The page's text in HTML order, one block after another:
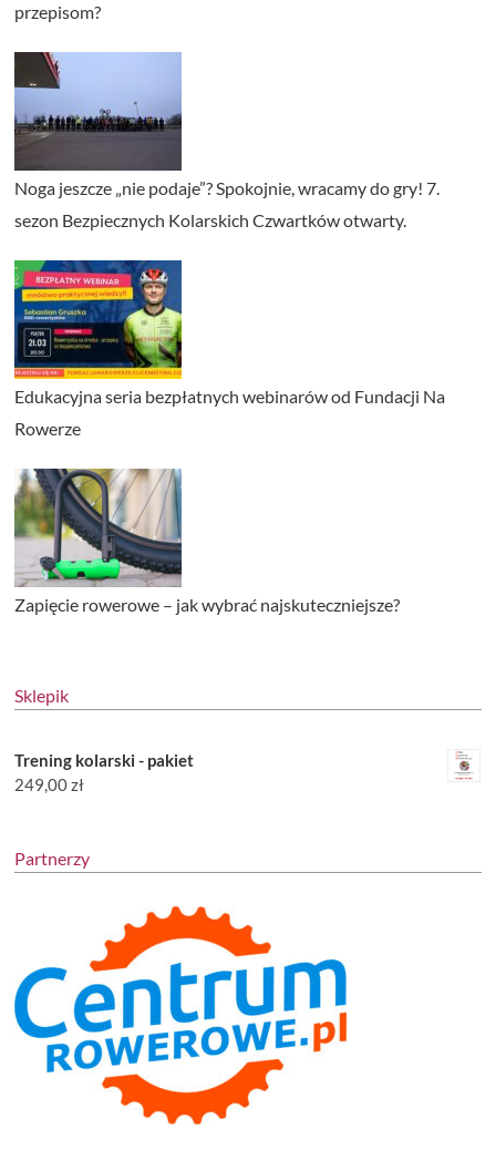
przepisom?
Noga jeszcze „nie podaje”? Spokojnie, wracamy do gry! 7.
sezon Bezpiecznych Kolarskich Czwartków otwarty.
Edukacyjna seria bezpłatnych webinarów od Fundacji Na
Rowerze
Zapięcie rowerowe – jak wybrać najskuteczniejsze?
Sklepik
Trening kolarski - pakiet
249,00zł
Partnerzy